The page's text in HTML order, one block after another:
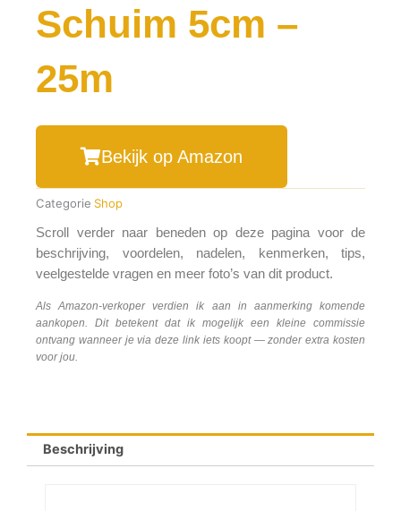
Schuim 5cm –
25m
Bekijk op Amazon
Categorie Shop
Scroll verder naar beneden op deze pagina voor de
beschrijving, voordelen, nadelen, kenmerken, tips,
veelgestelde vragen en meer foto’s van dit product.
Als Amazon-verkoper verdien ik aan in aanmerking komende
aankopen. Dit betekent dat ik mogelijk een kleine commissie
ontvang wanneer je via deze link iets koopt — zonder extra kosten
voor jou.
Beschrijving